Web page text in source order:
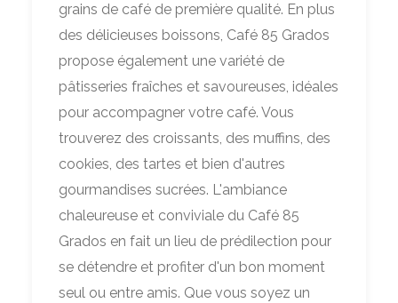
grains de café de première qualité. En plus
des délicieuses boissons, Café 85 Grados
propose également une variété de
pâtisseries fraîches et savoureuses, idéales
pour accompagner votre café. Vous
trouverez des croissants, des muffins, des
cookies, des tartes et bien d'autres
gourmandises sucrées. L'ambiance
chaleureuse et conviviale du Café 85
Grados en fait un lieu de prédilection pour
se détendre et profiter d'un bon moment
seul ou entre amis. Que vous soyez un